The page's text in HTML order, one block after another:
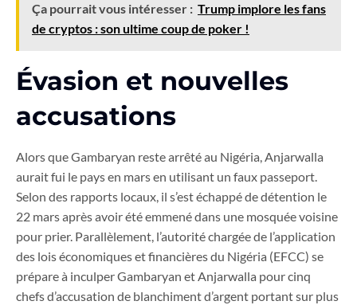
Ça pourrait vous intéresser : Trump implore les fans
de cryptos : son ultime coup de poker !
Évasion et nouvelles
accusations
Alors que Gambaryan reste arrêté au Nigéria, Anjarwalla
aurait fui le pays en mars en utilisant un faux passeport.
Selon des rapports locaux, il s’est échappé de détention le
22 mars après avoir été emmené dans une mosquée voisine
pour prier. Parallèlement, l’autorité chargée de l’application
des lois économiques et financières du Nigéria (EFCC) se
prépare à inculper Gambaryan et Anjarwalla pour cinq
chefs d’accusation de blanchiment d’argent portant sur plus